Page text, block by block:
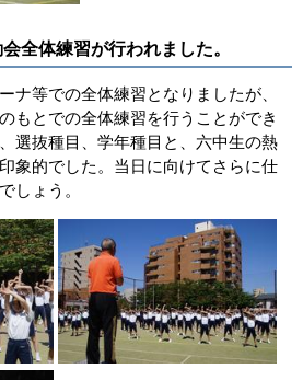
全体練習が行われました。
ナ等での全体練習となりましたが、
もとでの全体練習を行うことができ
選抜種目、学年種目と、六中生の熱
象的でした。当日に向けてさらに仕
しょう。